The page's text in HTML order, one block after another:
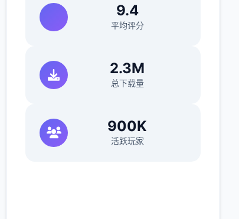
9.4
平均评分
2.3M
总下载量
900K
活跃玩家